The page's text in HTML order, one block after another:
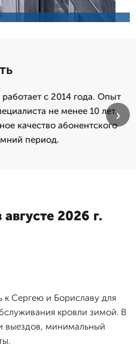
с 2014 года. Опыт
не менее 10 лет.
качество абонентского
период.
›
2026 г.
к Сергею и Бориславу для
кровли зимой. В
выездов, минимальный